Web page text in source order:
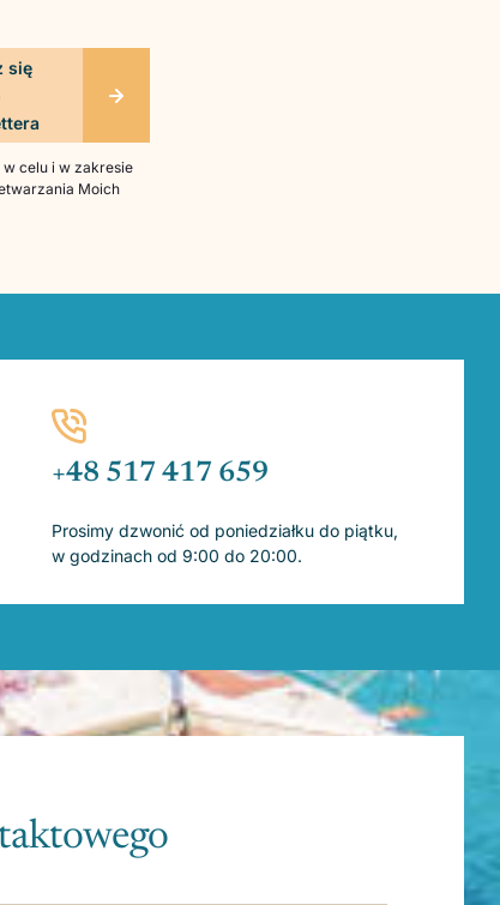
celu i w zakresie
Moich
+48 517 417 659
Prosimy dzwonić od poniedziałku do piątku,
w godzinach od 9:00 do 20:00.